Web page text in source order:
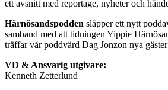
ett avsnitt med reportage, nyheter och
Härnösandspodden släpper ett nytt
samband med att tidningen Yippie
träffar vår poddvärd Dag Jonzon nya
VD & Ansvarig utgivare:
Kenneth Zetterlund